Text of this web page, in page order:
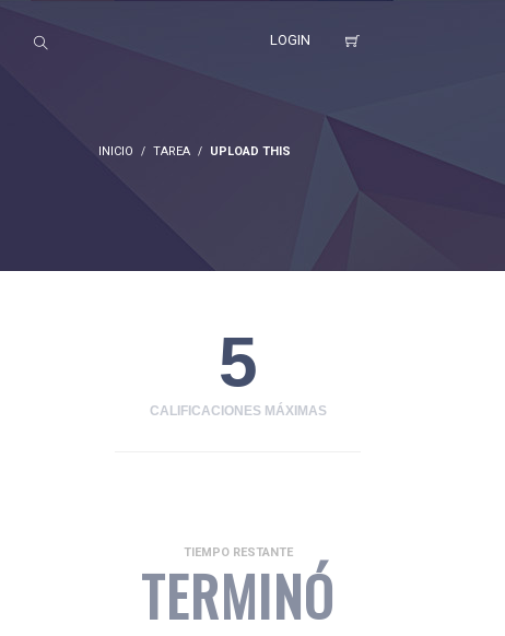
LOGIN
INICIO TAREA UPLOAD THIS
5
CALIFICACIONES MÁXIMAS
TERMINÓ
TIEMPO RESTANTE